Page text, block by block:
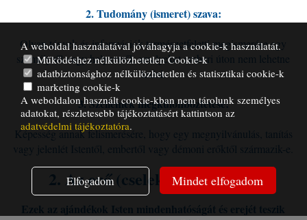
2. Tudomány (ismeret) szava:
Olyan tények és információk természetfeletti megismerése egy
személyről vagy helyzetről, amelyeket emberi úton nem lehetne
tudni.
3. Szellemek megkülönböztetése:
Képesség annak felismerésére, hogy egy megnyilvánulás, tanítás
vagy jelenlét Istentől, embertől vagy démoni erőktől származik-e.
2. Az erő (cselekvés) ajándékai
Ezek az ajándékok Isten mindenhatóságát és erejét teszik
A weboldal használatával jóváhagyja a cookie-k használatát.
Működéshez nélkülözhetetlen Cookie-k
adatbiztonsághoz nélkülözhetetlen és statisztikai cookie-k
marketing cookie-k
A weboldalon használt cookie-kban nem tárolunk személyes
adatokat, részletesebb tájékoztatásért kattintson az
adatvédelmi tájékoztatóra.
Elfogadom Mindet elfogadom